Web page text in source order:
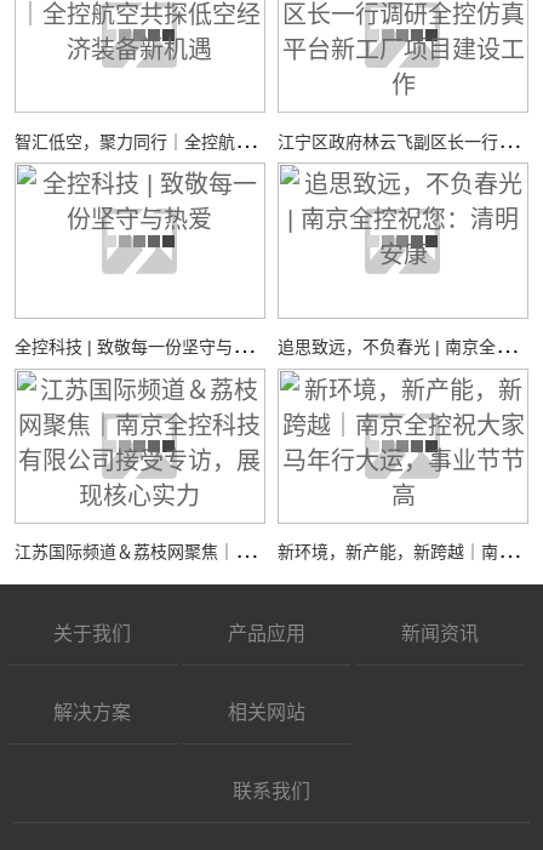
智
汇低空，聚力同行｜全控航空共探低空经济装备新机遇 江
宁区政府林云飞副区长一行调研全控仿真平台新工厂项目建设工作
全
控科技 | 致敬每一份坚守与热爱 追
思致远，不负春光 | 南京全控祝您：清明安康
江
苏国际频道＆荔枝网聚焦｜南京全控科技有限公司接受专访，展现核心实力 新
环境，新产能，新跨越｜南京全控祝大家马年行大运，事业节节高
关于我们 产品应用 新闻资讯
解决方案 相关网站
联系我们